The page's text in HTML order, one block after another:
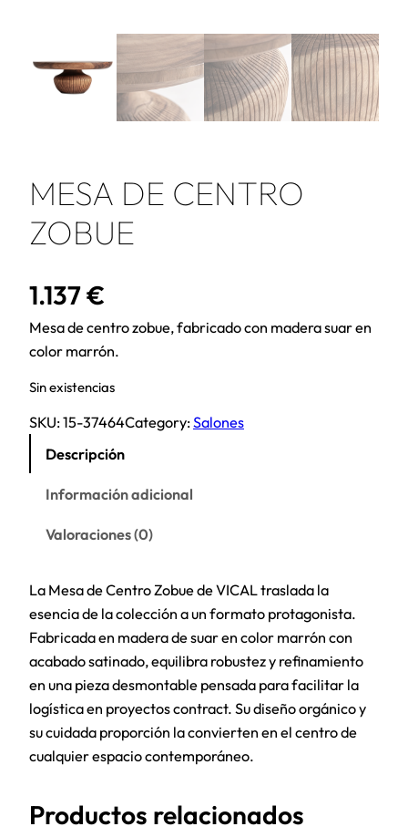
MESA DE CENTRO
ZOBUE
1.137€
Mesa de centro zobue, fabricado con madera suar en
color marrón.
Sin existencias
SKU:15-37464Category:Salones
Descripción
Información adicional
Valoraciones (0)
La Mesa de Centro Zobue de VICAL traslada la
esencia de la colección a un formato protagonista.
Fabricada en madera de suar en color marrón con
acabado satinado, equilibra robustez y refinamiento
en una pieza desmontable pensada para facilitar la
logística en proyectos contract. Su diseño orgánico y
su cuidada proporción la convierten en el centro de
cualquier espacio contemporáneo.
Productos relacionados